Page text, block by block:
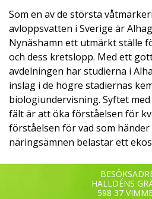
Som en av de största
avloppsvatten i Sverige är
Nynäshamn ett utmärkt ställe
och dess kretslopp. Med ett
avdelningen har studierna i
inslag i de högre stadiernas
biologiundervisning. Syftet
fält är att öka förståelsen för
förståelsen för vad som
näringsämnen belastar ett
HALLDÉNS
598 37